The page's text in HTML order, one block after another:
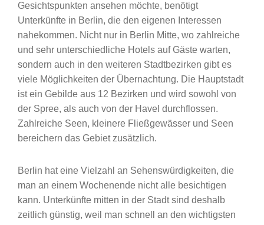
Gesichtspunkten ansehen möchte, benötigt
Unterkünfte in Berlin, die den eigenen Interessen
nahekommen. Nicht nur in Berlin Mitte, wo zahlreiche
und sehr unterschiedliche Hotels auf Gäste warten,
sondern auch in den weiteren Stadtbezirken gibt es
viele Möglichkeiten der Übernachtung. Die Hauptstadt
ist ein Gebilde aus 12 Bezirken und wird sowohl von
der Spree, als auch von der Havel durchflossen.
Zahlreiche Seen, kleinere Fließgewässer und Seen
bereichern das Gebiet zusätzlich.
Berlin hat eine Vielzahl an Sehenswürdigkeiten, die
man an einem Wochenende nicht alle besichtigen
kann. Unterkünfte mitten in der Stadt sind deshalb
zeitlich günstig, weil man schnell an den wichtigsten